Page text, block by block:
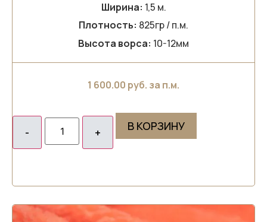
Ширина: 1,5 м.
Плотность: 825гр / п.м.
Высота ворса: 10-12мм
1 600.00 руб. за п.м.
В КОРЗИНУ